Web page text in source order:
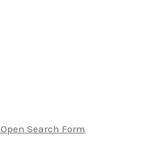
Open Search Form